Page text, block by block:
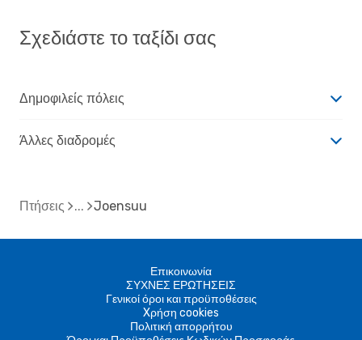
Σχεδιάστε το ταξίδι σας
Δημοφιλείς πόλεις
Άλλες διαδρομές
Πτήσεις Joensuu
Επικοινωνία
ΣΥΧΝΕΣ ΕΡΩΤΗΣΕΙΣ
Γενικοί όροι και προϋποθέσεις
Xρήση cookies
Πολιτική απορρήτου